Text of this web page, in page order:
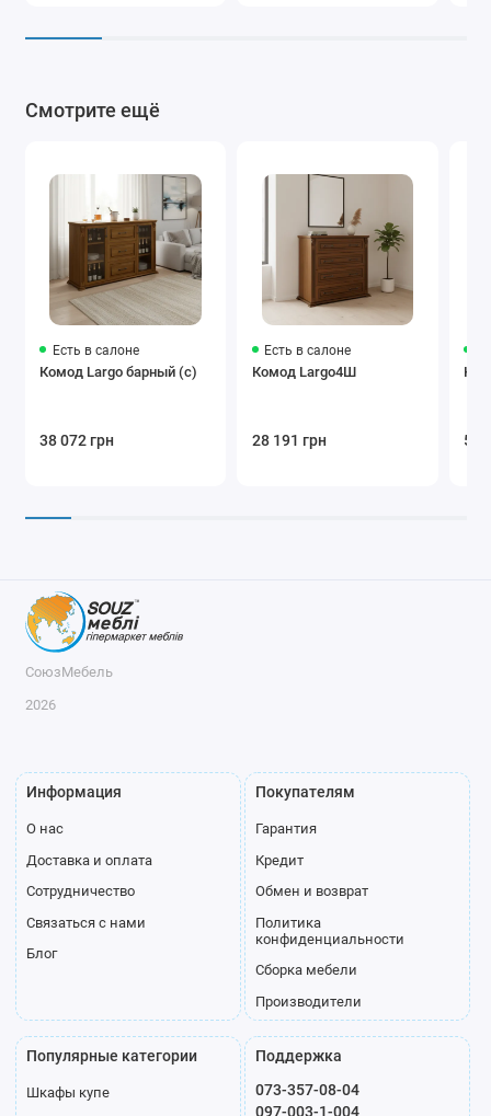
Смотрите ещё
Есть в салоне
Комод Largo барный (с)
38 072 грн
Есть в салоне
Комод Largo4Ш
28 191 грн 50
СоюзМебель
2026
Информация
О нас
Доставка и оплата
Сотрудничество
Связаться с нами
Блог
Покупателям
Гарантия
Кредит
Обмен и возврат
Политика
конфиденциальности
Сборка мебели
Производители
Популярные категории
Шкафы купе
Поддержка
073-357-08-04
097-003-1-004